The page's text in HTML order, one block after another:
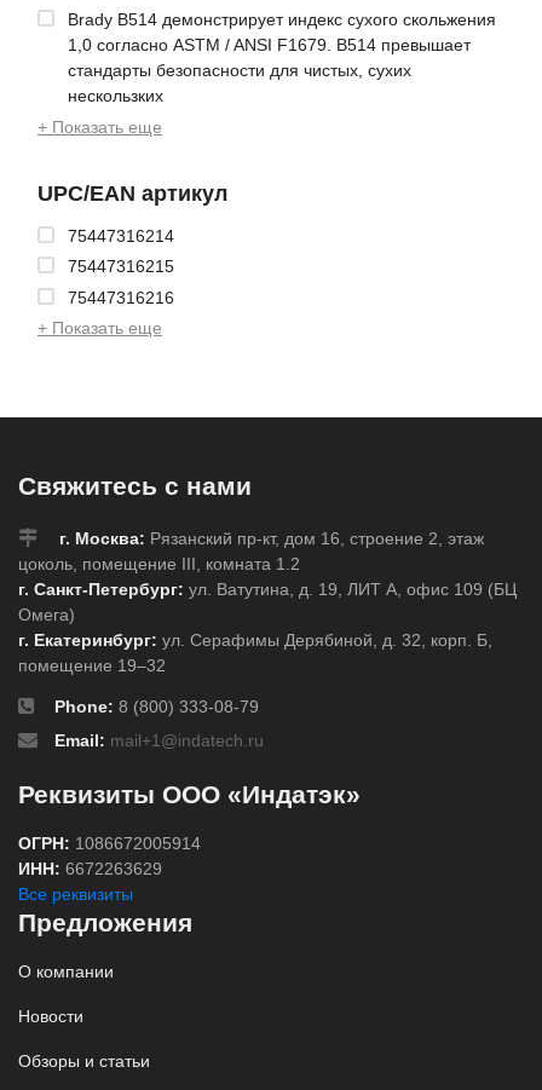
Brady B514 демонстрирует индекс сухого скольжения
1,0 согласно ASTM / ANSI F1679. B514 превышает
стандарты безопасности для чистых, сухих
нескользких
+ Показать еще
UPC/EAN артикул
75447316214
75447316215
75447316216
+ Показать еще
Свяжитесь с нами
г. Москва: Рязанский пр-кт, дом 16, строение 2, этаж
цоколь, помещение III, комната 1.2
г. Санкт-Петербург: ул. Ватутина, д. 19, ЛИТ А, офис 109 (БЦ
Омега)
г. Екатеринбург: ул. Серафимы Дерябиной, д. 32, корп. Б,
помещение 19–32
Phone: 8 (800) 333-08-79
Email: mail+1@indatech.ru
Реквизиты ООО «Индатэк»
ОГРН: 1086672005914
ИНН: 6672263629
Все реквизиты
Предложения
О компании
Новости
Обзоры и статьи